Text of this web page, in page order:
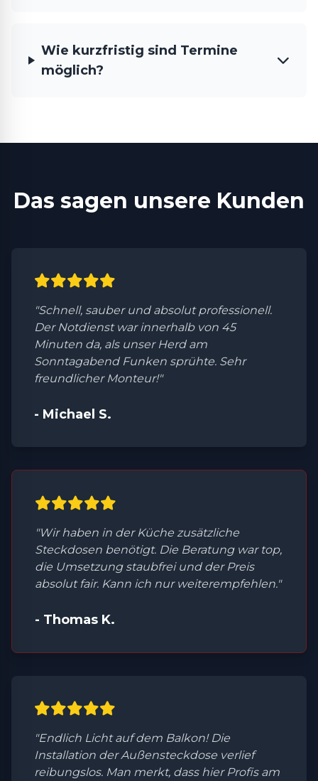
Wie kurzfristig sind Termine
möglich?
Das sagen unsere Kunden
"Schnell, sauber und absolut professionell.
Der Notdienst war innerhalb von 45
Minuten da, als unser Herd am
Sonntagabend Funken sprühte. Sehr
freundlicher Monteur!"
- Michael S.
"Wir haben in der Küche zusätzliche
Steckdosen benötigt. Die Beratung war top,
die Umsetzung staubfrei und der Preis
absolut fair. Kann ich nur weiterempfehlen."
- Thomas K.
"Endlich Licht auf dem Balkon! Die
Installation der Außensteckdose verlief
reibungslos. Man merkt, dass hier Profis am